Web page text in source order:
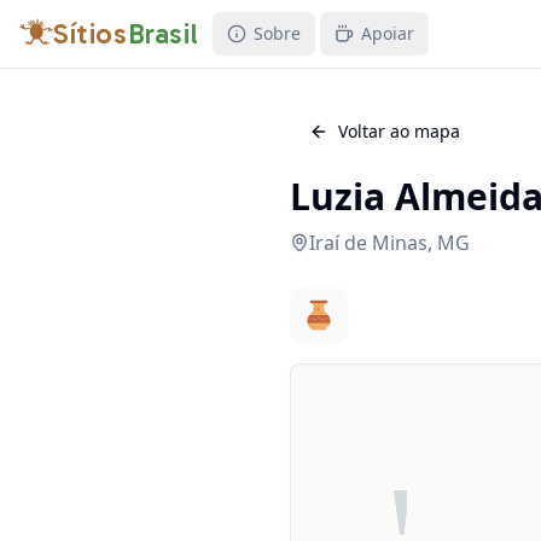
SítiosBrasil Sobre Apoiar
Voltar ao mapa
Luzia
Iraí de Minas, MG